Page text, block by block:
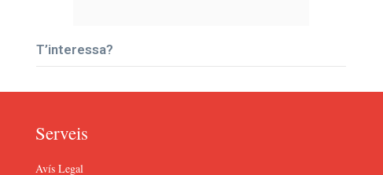
T’interessa?
Serveis
Avís Legal